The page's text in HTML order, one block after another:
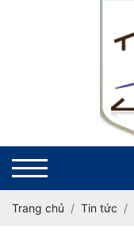
Trang chủ Tin tức